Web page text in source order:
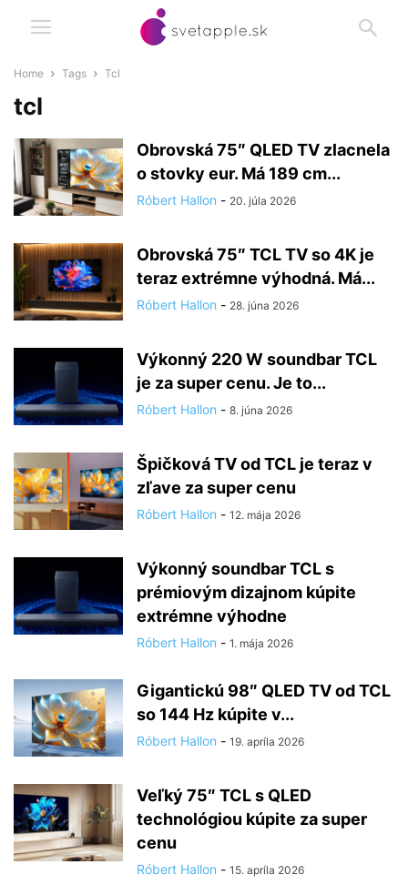
Home Tags Tcl
tcl
Obrovská 75″ QLED TV zlacnela
o stovky eur. Má 189 cm...
Róbert Hallon - 20. júla 2026
Obrovská 75″ TCL TV so 4K je
teraz extrémne výhodná. Má...
Róbert Hallon - 28. júna 2026
Výkonný 220 W soundbar TCL
je za super cenu. Je to...
Róbert Hallon - 8. júna 2026
Špičková TV od TCL je teraz v
zľave za super cenu
Róbert Hallon - 12. mája 2026
Výkonný soundbar TCL s
prémiovým dizajnom kúpite
extrémne výhodne
Róbert Hallon - 1. mája 2026
Gigantickú 98″ QLED TV od TCL
so 144 Hz kúpite v...
Róbert Hallon - 19. apríla 2026
Veľký 75″ TCL s QLED
technológiou kúpite za super
cenu
Róbert Hallon - 15. apríla 2026